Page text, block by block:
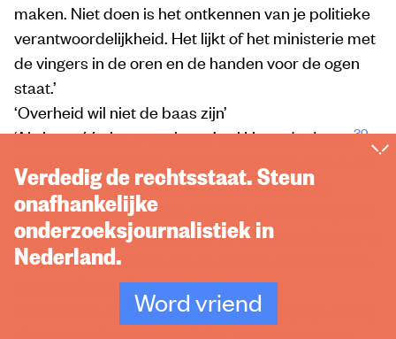
maken. Niet doen is het ontkennen van je politieke
verantwoordelijkheid. Het lijkt of het ministerie met
de vingers in de oren en de handen voor de ogen
staat.’
‘Overheid wil niet de baas zijn’
‘Als je nu één les moet leren,’ zei Hugo de Jonge39
dat ons stelsel niet opgewassen is tegen een
pandemie van deze omvang. Het ontbreekt op alle
fronten aan de mogelijkheid om de centrale regie te
voeren. Dat betekent dat we de hele crisis hebben
geïmproviseerd.’
De minister valt terug op de verdedigingslijn die hij
Verdedig de rechtsstaat. Steun
onafhankelijke
onderzoeksjournalistiek in
Nederland.
Word vriend